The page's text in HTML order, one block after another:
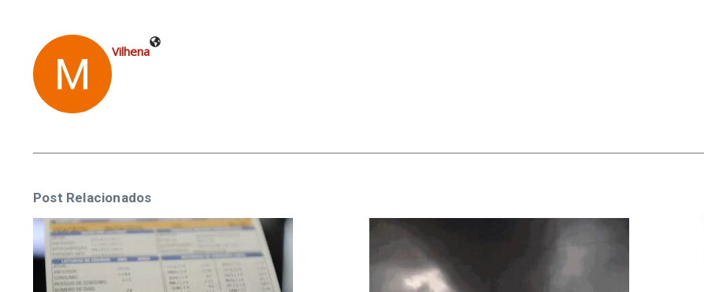
Vilhena
Post Relacionados